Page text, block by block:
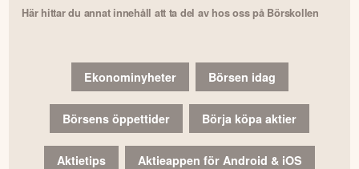
Här hittar du annat innehåll att ta del av hos oss på Börskollen
Ekonominyheter Börsen idag
Börsens öppettider Börja köpa aktier
Aktietips Aktieappen för Android & iOS